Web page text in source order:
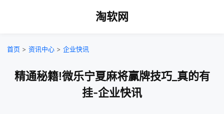
淘软网
首页 > 资讯中心 > 企业快讯
精通秘籍!微乐宁夏麻将赢牌技巧_真的有
挂-企业快讯